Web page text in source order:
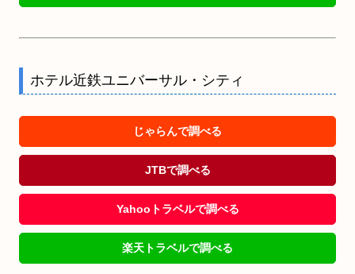
ホテル近鉄ユニバーサル・シティ
じゃらんで調べる
JTBで調べる
Yahooトラベルで調べる
楽天トラベルで調べる